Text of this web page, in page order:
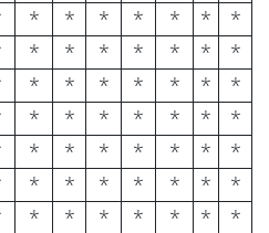
* * * * * *
*
* * * * * *
*
* * * * * *
*
* * * * * *
*
* * * * * *
*
* * * * * *
*
* * * * * *
*